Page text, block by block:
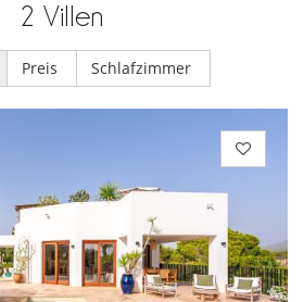
2 Villen
Preis Schlafzimmer